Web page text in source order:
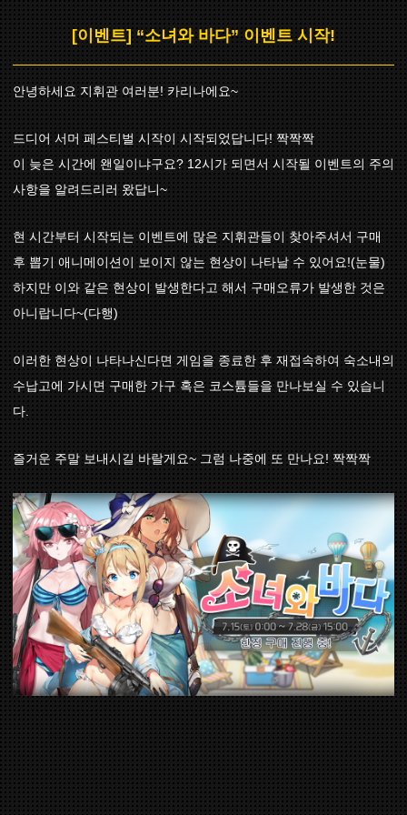
[이벤트] “소녀와 바다” 이벤트 시작!
안녕하세요 지휘관 여러분! 카리나에요~
드디어 서머 페스티벌 시작이 시작되었답니다! 짝짝짝
이 늦은 시간에 왠일이냐구요? 12시가 되면서 시작될 이벤트의 주의
사항을 알려드리러 왔답니~
현 시간부터 시작되는 이벤트에 많은 지휘관들이 찾아주셔서 구매
후 뽑기 애니메이션이 보이지 않는 현상이 나타날 수 있어요!(눈물)
하지만 이와 같은 현상이 발생한다고 해서 구매오류가 발생한 것은
아니랍니다~(다행)
이러한 현상이 나타나신다면 게임을 종료한 후 재접속하여 숙소내의
수납고에 가시면 구매한 가구 혹은 코스튬들을 만나보실 수 있습니
다.
즐거운 주말 보내시길 바랄게요~ 그럼 나중에 또 만나요! 짝짝짝